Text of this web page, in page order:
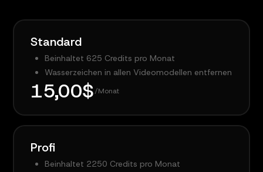
Standard
Beinhaltet 625 Credits pro Monat
Wasserzeichen in allen Videomodellen entfernen
15,00$/Monat
Profi
Beinhaltet 2250 Credits pro Monat